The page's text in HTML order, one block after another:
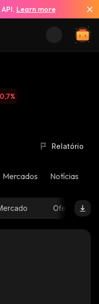
Learn more
0,7%
Relatório
Mercados Notícias
Oferta